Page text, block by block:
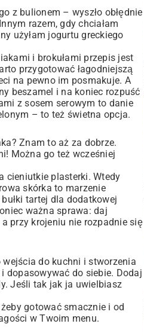
z bulionem – wyszło obłędnie
razem, gdy chciałam
użyłam jogurtu greckiego
i brokułami przepis jest
przygotować łagodniejszą
na pewno im posmakuje. A
beszamel i na koniec rozpuść
z sosem serowym to danie
– to też świetna opcja.
Znam to aż za dobrze.
Można go też wcześniej
cieniutkie plasterki. Wtedy
skórka to marzenie
tartej dla dodatkowej
ważna sprawa: daj
przy krojeniu nie rozpadnie się
do kuchni i stworzenia
dopasowywać do siebie. Dodaj
Jeśli tak jak ja uwielbiasz
gotować smacznie i od
w Twoim menu.